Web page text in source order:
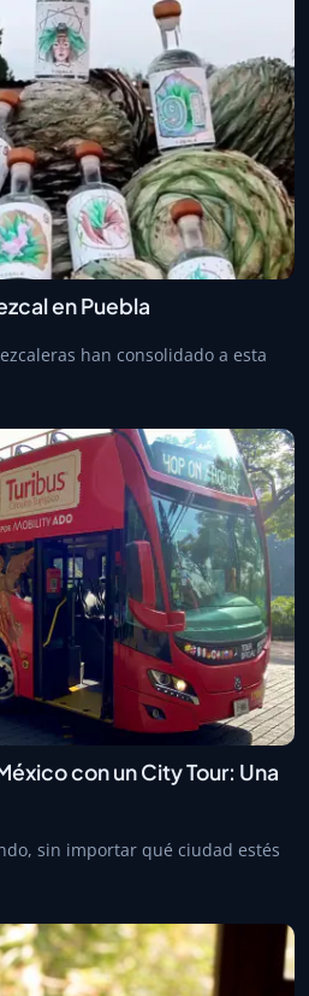
en Puebla
han consolidado a esta
con un City Tour: Una
sin importar qué ciudad estés